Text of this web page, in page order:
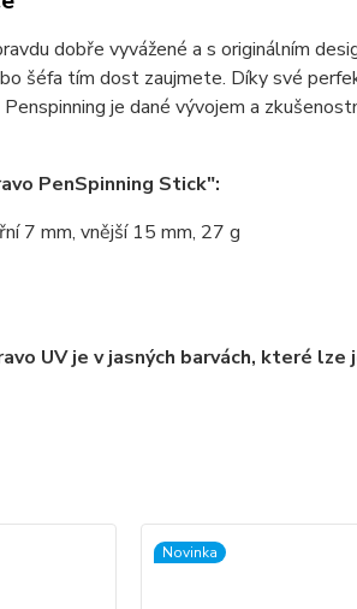
dobře vyvážené a s originálním
šéfa tím dost zaujmete. Díky své
je dané vývojem a
PenSpinning Stick":
7 mm, vnější 15 mm, 27 g
UV je v jasných barvách, které
Novinka